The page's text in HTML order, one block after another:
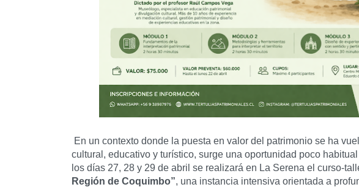
En un contexto donde la puesta en valor del patrimonio se ha
cultural, educativo y turístico, surge una oportunidad poco
los días 27, 28 y 29 de abril se realizará en La Serena el curso-
Región de Coquimbo”, una instancia intensiva orientada a